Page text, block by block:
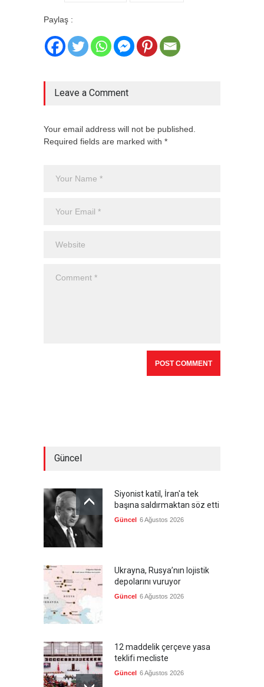
Paylaş :
Leave a Comment
Your email address will not be published.
Required fields are marked with *
Güncel
Siyonist katil, İran'a tek
başına saldırmaktan söz etti
Güncel 6 Ağustos 2026
Ukrayna, Rusya’nın lojistik
depolarını vuruyor
Güncel 6 Ağustos 2026
12 maddelik çerçeve yasa
teklifi mecliste
Güncel 6 Ağustos 2026